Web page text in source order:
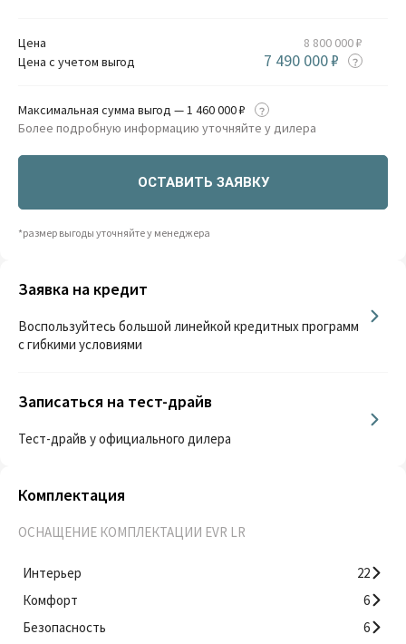
Цена
8 800 000 ₽
Цена с учетом выгод
7 490 000 ₽
Максимальная сумма выгод — 1 460 000 ₽
Более подробную информацию уточняйте у дилера
ОСТАВИТЬ ЗАЯВКУ
*размер выгоды уточняйте у менеджера
Заявка на кредит
Воспользуйтесь большой линейкой кредитных программ
с гибкими условиями
Записаться на тест-драйв
Тест-драйв у официального дилера
Комплектация
ОСНАЩЕНИЕ КОМПЛЕКТАЦИИ EVR LR
Интерьер
22
Комфорт
6
Безопасность
6